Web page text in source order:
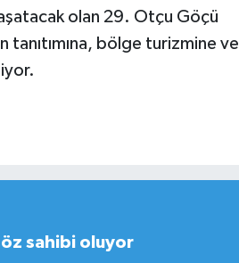
olan 29. Otçu Göçü
tanıtımına, bölge turizmine ve
sahibi oluyor